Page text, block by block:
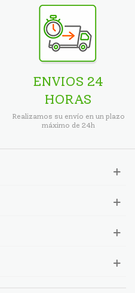
ENVIOS 24
HORAS
Realizamos su envío en un plazo
máximo de 24h